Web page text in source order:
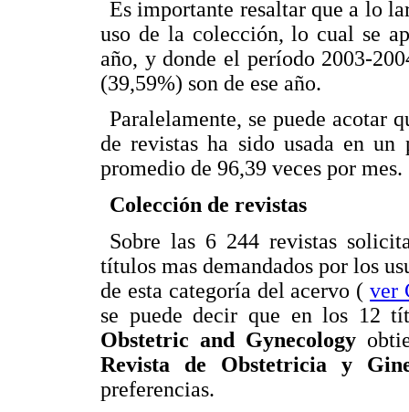
Es importante resaltar que a lo
uso de la colección, lo cual se
año, y donde el período 2003-
(39,59%) son de ese año.
Paralelamente, se puede acotar
de revistas ha sido usada en
promedio de 96,39 veces por mes.
Colección de revistas
Sobre las 6 244 revistas
títulos mas demandados por los
de esta categoría del acervo (ver
se puede decir que en los 12
Obstetric and Gynecology
Revista de Obstetricia y
preferencias.